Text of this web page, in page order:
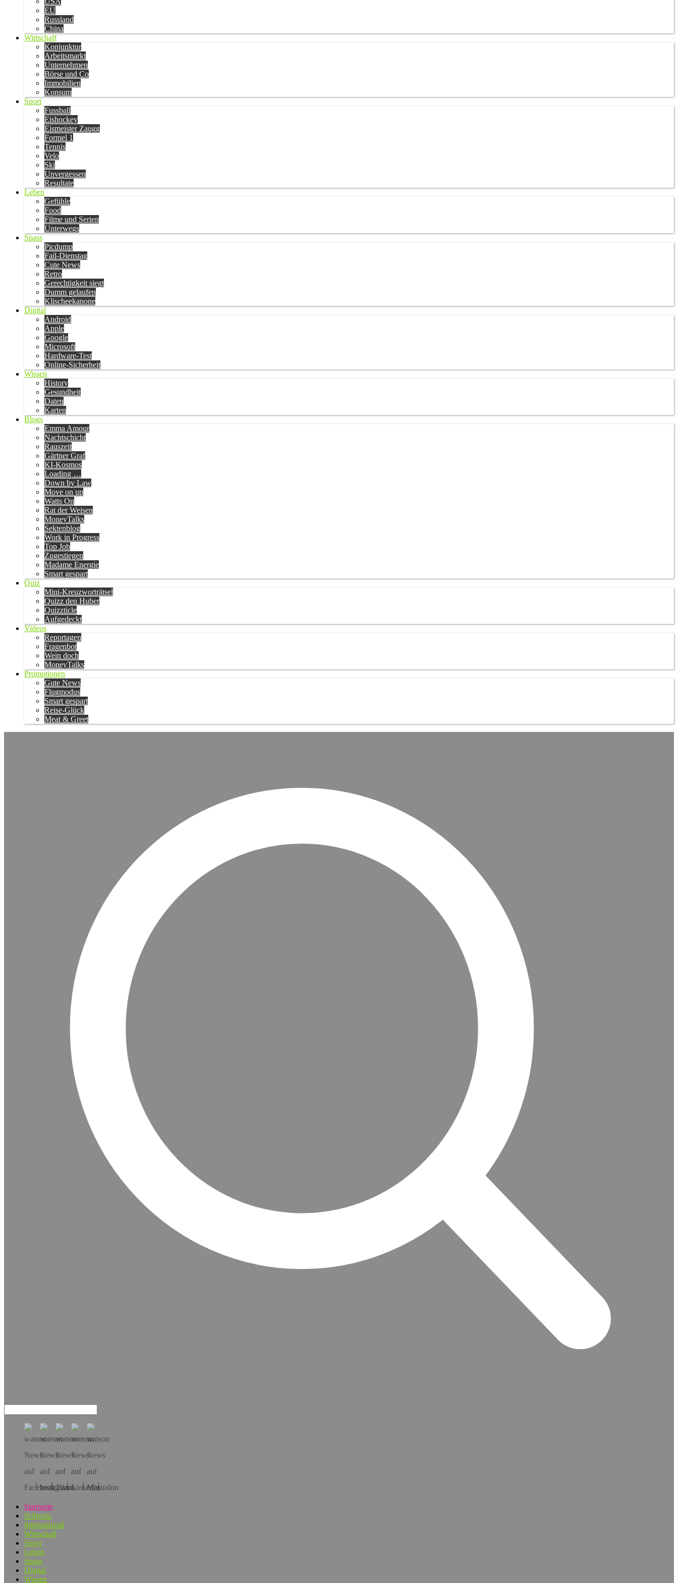
EU
Russland
China
Wirtschaft
Konjunktur
Arbeitsmarkt
Unternehmen
Börse und Co
Immobilien
Konsum
Sport
Fussball
Eishockey
Eismeister Zaugg
Formel 1
Tennis
Velo
Ski
Unvergessen
Resultate
Leben
Gefühle
Food
Filme und Serien
Unterwegs
Spass
Picdump
Fail-Dienstag
Cute News
Retro
Gerechtigkeit siegt
Dumm gelaufen
Klischeekanone
Digital
Android
Apple
Google
Microsoft
Hardware-Test
Online-Sicherheit
Wissen
History
Gesundheit
Daten
Karten
Blogs
Emma Amour
Nachtschicht
Rauszeit
Gärtner Graf
KI-Kosmos
Loading …
Down by Law
Move on up
Watts On
Rat der Weisen
MoneyTalks
Sektenblog
Work in Progress
Top Job
Zugestiegen
Madame Energie
Smart gespart
Quiz
Mini-Kreuzworträtsel
Quizz den Huber
Quizzticle
Aufgedeckt
Videos
Reportagen
Fragenbot
Wein doch
MoneyTalks
Promotionen
Gute News
Flugmodus
Smart gespart
Reise-Glück
Meat & Greet
Hol dir die App!
Startseite
Schweiz
International
Wirtschaft
Sport
Leben
Spass
Digital
Wissen